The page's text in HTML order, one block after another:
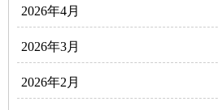
2026年4月
2026年3月
2026年2月